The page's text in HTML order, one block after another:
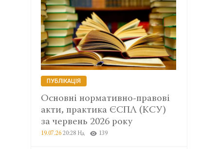
ПУБЛІКАЦІЯ
Основні нормативно-правові
акти, практика ЄСПЛ (КСУ)
за червень 2026 року
19.07.26 20:28 Нд 139